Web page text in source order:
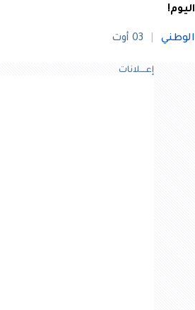
اليوم!
الوطني 03 أوت
إعــــلانات